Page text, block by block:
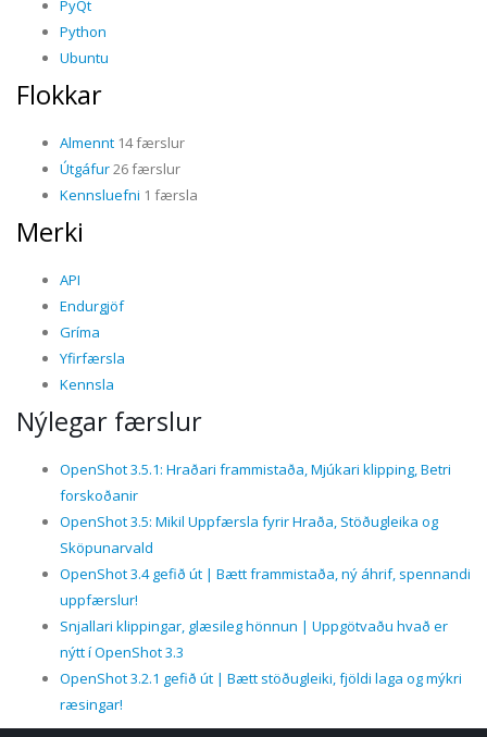
PyQt
Python
Ubuntu
Flokkar
Almennt 14 færslur
Útgáfur26 færslur
Kennsluefni 1 færsla
Merki
API
Endurgjöf
Gríma
Yfirfærsla
Kennsla
Nýlegar færslur
OpenShot 3.5.1: Hraðari frammistaða, Mjúkari klipping, Betri
forskoðanir
OpenShot 3.5: Mikil Uppfærsla fyrir Hraða, Stöðugleika og
Sköpunarvald
OpenShot 3.4 gefið út | Bætt frammistaða, ný áhrif, spennandi
uppfærslur!
Snjallari klippingar, glæsileg hönnun | Uppgötvaðu hvað er
nýtt í OpenShot 3.3
OpenShot 3.2.1 gefið út | Bætt stöðugleiki, fjöldi laga og mýkri
ræsingar!